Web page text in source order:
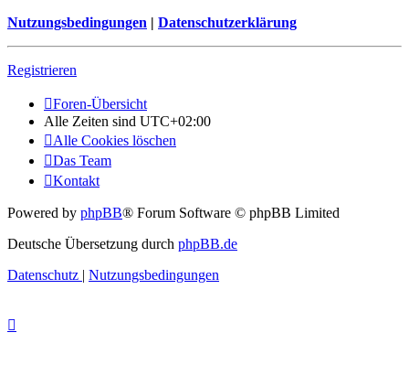
Nutzungsbedingungen | Datenschutzerklärung
Registrieren
Foren-Übersicht
Alle Zeiten sind UTC+02:00
Alle Cookies löschen
Das Team
Kontakt
Powered by phpBB® Forum Software © phpBB Limited
Deutsche Übersetzung durch phpBB.de
Datenschutz | Nutzungsbedingungen